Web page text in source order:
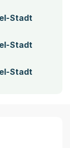
Stadt
Stadt
Stadt